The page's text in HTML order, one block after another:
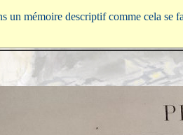
un mémoire descriptif comme cela se